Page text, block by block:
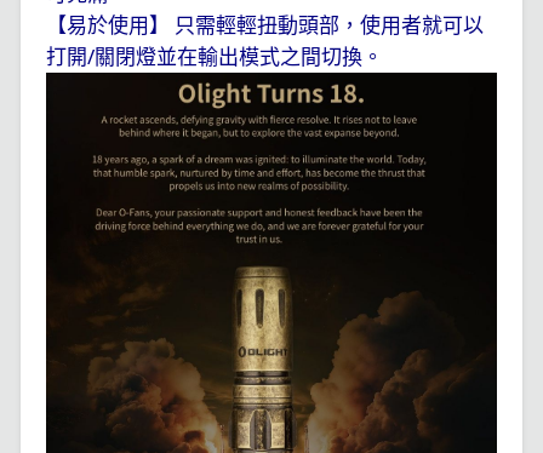
【易於使用 】
只需輕輕扭動頭部，使用者就可以
打開/關閉燈並在輸出模式之間切換。